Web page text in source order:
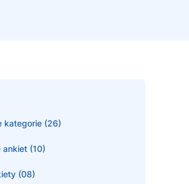
kategorie (26)
ankiet (10)
(08)